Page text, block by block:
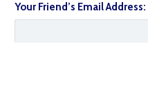
Your Friend’s Email Address: